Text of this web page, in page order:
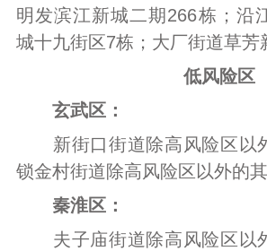
明发滨江新城二期266栋；沿
城十九街区7栋；大厂街道草芳
低风险区
玄武区：
新街口街道除高风险区以
锁金村街道除高风险区以外的
秦淮区：
夫子庙街道除高风险区以